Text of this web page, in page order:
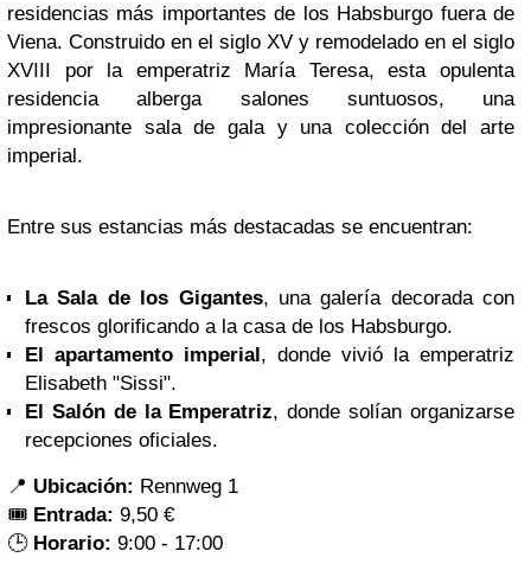
residencias más importantes de los Habsburgo fuera de
Viena. Construido en el siglo XV y remodelado en el siglo
XVIII por la emperatriz María Teresa, esta opulenta
residencia alberga salones suntuosos, una
impresionante sala de gala y una colección del arte
imperial.
Entre sus estancias más destacadas se encuentran:
La Sala de los Gigantes, una galería decorada con
frescos glorificando a la casa de los Habsburgo.
El apartamento imperial, donde vivió la emperatriz
Elisabeth "Sissi".
El Salón de la Emperatriz, donde solían organizarse
recepciones oficiales.
📍 Ubicación: Rennweg 1
🎟️ Entrada: 9,50 €
🕒 Horario: 9:00 - 17:00